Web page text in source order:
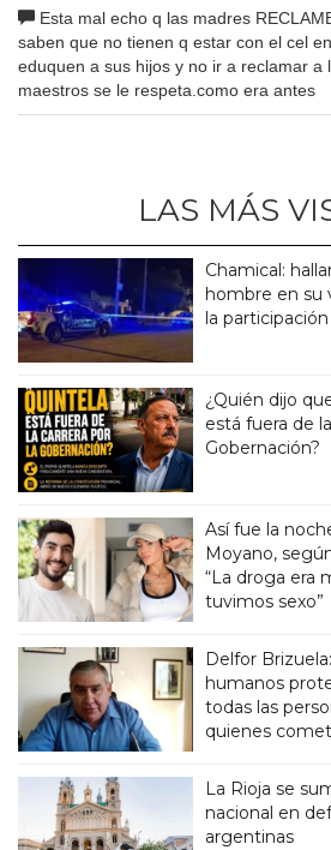
Esta mal echo q las madres
saben que no tienen q estar con el cel
eduquen a sus hijos y no ir a reclamar a
maestros se le respeta.como era antes
LAS MÁS
Chamical:
hombre en su
la
¿Quién dijo
está fuera de
Gobernación?
Así fue la
Moyano,
“La droga era
tuvimos sexo”
Delfor
humanos
todas las
quienes
La Rioja se
nacional en
argentinas